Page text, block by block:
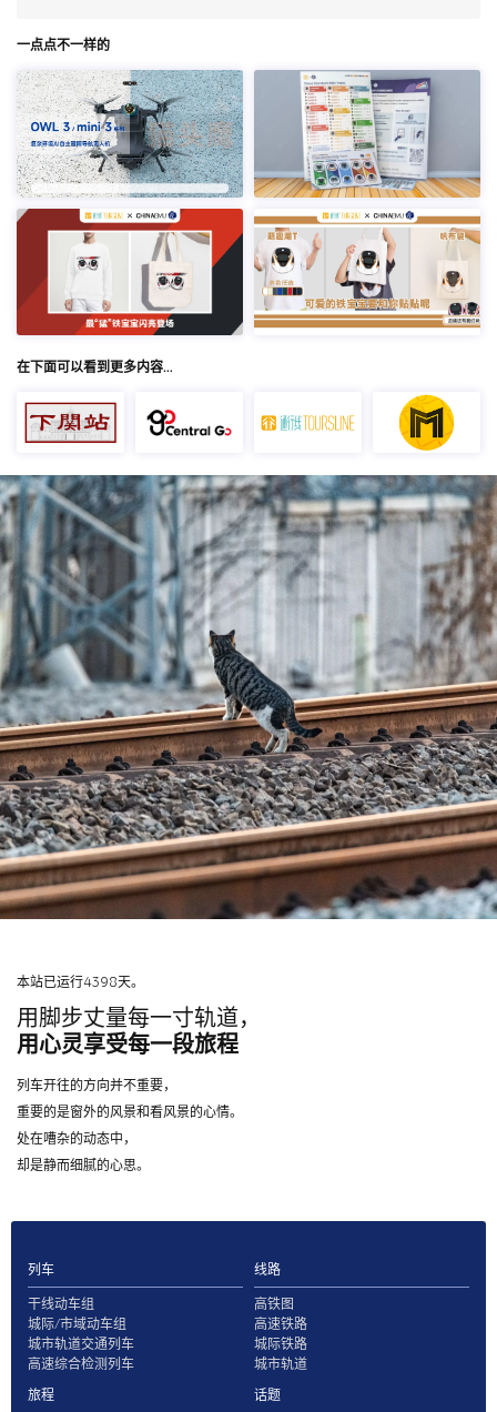
一点点不一样的
在下面可以看到更多内容…
本站已运行4398天。
用脚步丈量每一寸轨道，
用心灵享受每一段旅程
列车开往的方向并不重要，
重要的是窗外的风景和看风景的心情。
处在嘈杂的动态中，
却是静而细腻的心思。
列车
干线动车组
城际/市域动车组
城市轨道交通列车
高速综合检测列车
线路
高铁图
高速铁路
城际铁路
城市轨道
旅程
话题